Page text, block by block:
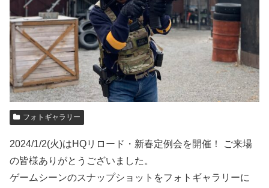
フォトギャラリー
2024/1/2(火)はHQリロード・新春定例会を開催！ ご来場
の皆様ありがとうございました。
ゲームシーンのスナップショットをフォトギャラリーに